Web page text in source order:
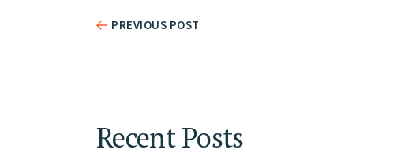
PREVIOUS POST
Recent Posts